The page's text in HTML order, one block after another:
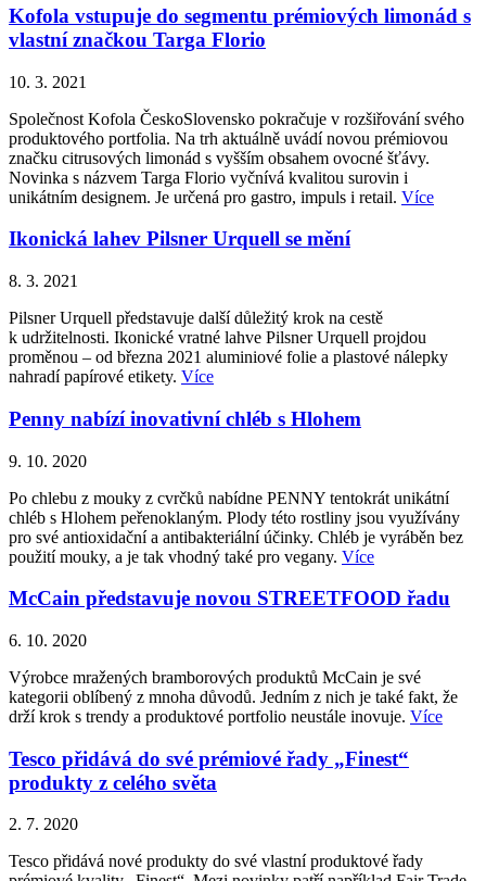
Kofola vstupuje do segmentu prémiových limonád s
vlastní značkou Targa Florio
10. 3. 2021
Společnost Kofola ČeskoSlovensko pokračuje v rozšiřování svého
produktového portfolia. Na trh aktuálně uvádí novou prémiovou
značku citrusových limonád s vyšším obsahem ovocné šťávy.
Novinka s názvem Targa Florio vyčnívá kvalitou surovin i
unikátním designem. Je určená pro gastro, impuls i retail. Více
Ikonická lahev Pilsner Urquell se mění
8. 3. 2021
Pilsner Urquell představuje další důležitý krok na cestě
k udržitelnosti. Ikonické vratné lahve Pilsner Urquell projdou
proměnou – od března 2021 aluminiové folie a plastové nálepky
nahradí papírové etikety. Více
Penny nabízí inovativní chléb s Hlohem
9. 10. 2020
Po chlebu z mouky z cvrčků nabídne PENNY tentokrát unikátní
chléb s Hlohem peřenoklaným. Plody této rostliny jsou využívány
pro své antioxidační a antibakteriální účinky. Chléb je vyráběn bez
použití mouky, a je tak vhodný také pro vegany. Více
McCain představuje novou STREETFOOD řadu
6. 10. 2020
Výrobce mražených bramborových produktů McCain je své
kategorii oblíbený z mnoha důvodů. Jedním z nich je také fakt, že
drží krok s trendy a produktové portfolio neustále inovuje. Více
Tesco přidává do své prémiové řady „Finest“
produkty z celého světa
2. 7. 2020
Tesco přidává nové produkty do své vlastní produktové řady